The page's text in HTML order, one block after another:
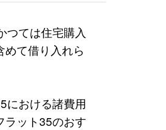
つては住宅購入
て借り入れら
における諸費用
ラット35のおす